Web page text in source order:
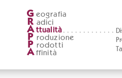
G eografia
R adici
A ttualità
P roduzione
P rodotti
A ffinità